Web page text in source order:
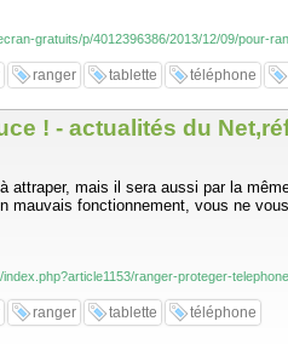
gratuits/p/4012396386/2013/12/09/pour-
ranger tablette téléphone
! - actualités du
attraper, mais il sera aussi par la
mauvais fonctionnement, vous ne
ranger-proteger-telephone
ranger tablette téléphone